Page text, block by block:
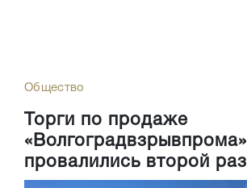
Общество
Торги по продаже
«Волгоградвзрывпрома»
провалились второй раз